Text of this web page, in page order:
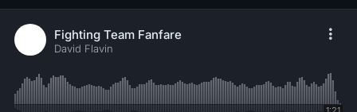
Fighting Team Fanfare
David Flavin